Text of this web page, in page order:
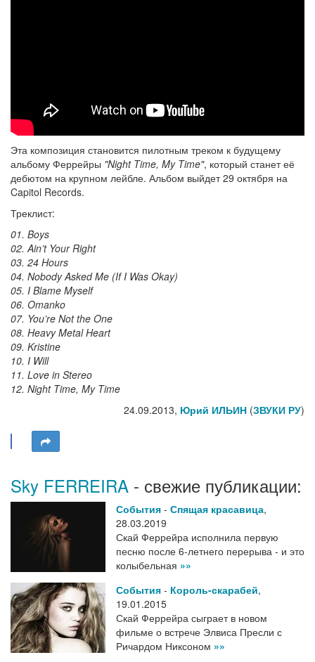
Эта композиция становится пилотным треком к будущему
альбому Феррейры "Night Time, My Time", который станет её
дебютом на крупном лейбле. Альбом выйдет 29 октября на
Capitol Records.
Треклист:
01. Boys
02. Ain’t Your Right
03. 24 Hours
04. Nobody Asked Me (If I Was Okay)
05. I Blame Myself
06. Omanko
07. You’re Not the One
08. Heavy Metal Heart
09. Kristine
10. I Will
11. Love in Stereo
12. Night Time, My Time
24.09.2013, Юрий ИЛЬИН (ЗВУКИ РУ)
Sky FERREIRA - свежие публикации:
События - Спящая красавица,
28.03.2019
Скай Феррейра исполнила первую
песню после 6-летнего перерыва - и это
колыбельная »»
События - Король-скарабей,
19.01.2015
Скай Феррейра сыграет в новом
фильме о встрече Элвиса Пресли с
Ричардом Никсоном »»